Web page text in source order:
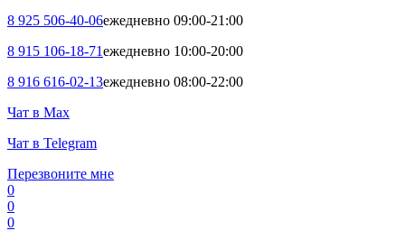
8 925 506-40-06ежедневно 09:00-21:00
8 915 106-18-71ежедневно 10:00-20:00
8 916 616-02-13ежедневно 08:00-22:00
Чат в Max
Чат в Telegram
Перезвоните мне
0
0
0